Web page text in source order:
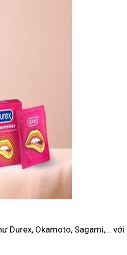
Durex, Okamoto, Sagami,... với